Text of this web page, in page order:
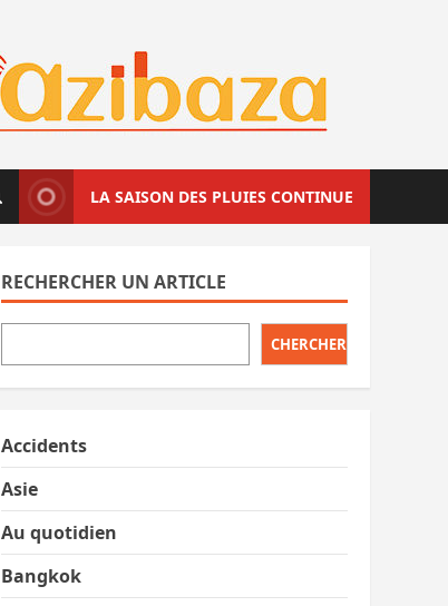
LA SAISON DES PLUIES CONTINUE
RECHERCHER UN ARTICLE
CHERCHER
Accidents
Asie
Au quotidien
Bangkok